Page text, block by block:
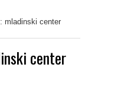
mladinski center
center